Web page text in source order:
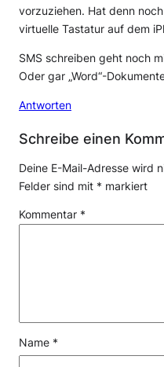
vorzuziehen. Hat denn
virtuelle Tastatur auf dem
SMS schreiben geht noch
Oder gar „Word“-
Antworten
Schreibe einen
Deine E-Mail-Adresse wird
Felder sind mit * markiert
Kommentar *
Name *